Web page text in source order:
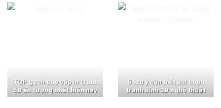
TOP gạch cao cấp in tranh
5D ấn tượng nhất hiện nay
5 lưu ý cần biết khi chọn
tranh kính 3D nghệ thuật